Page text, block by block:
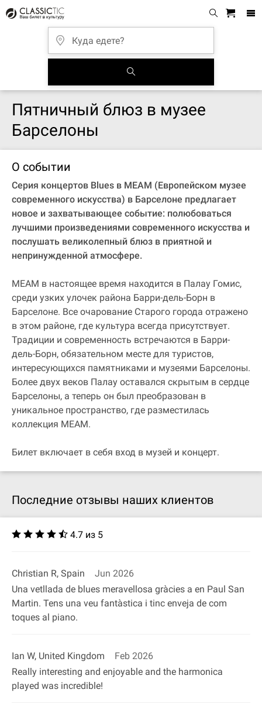
Пятничный блюз в музее
Барселоны
О событии
Серия концертов Blues в MEAM (Европейском музее
современного искусства) в Барселоне предлагает
новое и захватывающее событие: полюбоваться
лучшими произведениями современного искусства и
послушать великолепный блюз в приятной и
непринужденной атмосфере.
MEAM в настоящее время находится в Палау Гомис,
среди узких улочек района Барри-дель-Борн в
Барселоне. Все очарование Старого города отражено
в этом районе, где культура всегда присутствует.
Традиции и современность встречаются в Барри-
дель-Борн, обязательном месте для туристов,
интересующихся памятниками и музеями Барселоны.
Более двух веков Палау оставался скрытым в сердце
Барселоны, а теперь он был преобразован в
уникальное пространство, где разместилась
коллекция MEAM.
Билет включает в себя вход в музей и концерт.
Последние отзывы наших клиентов
4.7 из 5
Christian R, Spain
Jun 2026
Una vetllada de blues meravellosa gràcies a en Paul San
Martin. Tens una veu fantàstica i tinc enveja de com
toques al piano.
Ian W, United Kingdom
Feb 2026
Really interesting and enjoyable and the harmonica
played was incredible!